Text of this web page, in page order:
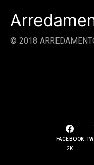
© 2018
FACEBOOK
2K